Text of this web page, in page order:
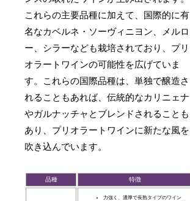
これらの主要品種に加えて、国際的に有
名なカベルネ・ソーヴィニヨン、メルロ
ー、シラーなども栽培されており、プリ
オラートワインの可能性を広げていま
す。これらの国際品種は、単独で醸造さ
れることもあれば、伝統的なカリニェナ
やガルナッチャとブレンドされることも
あり、プリオラートワインに新たな風を
吹き込んでいます。
品種 特徴
力強く、濃厚で長熟タイプのワイン